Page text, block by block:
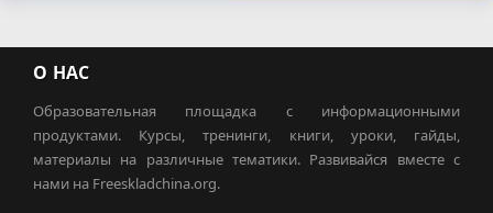
О НАС
Образовательная площадка с информационными
продуктами. Курсы, тренинги, книги, уроки, гайды,
материалы на различные тематики. Развивайся вместе с
нами на Freeskladchina.org.